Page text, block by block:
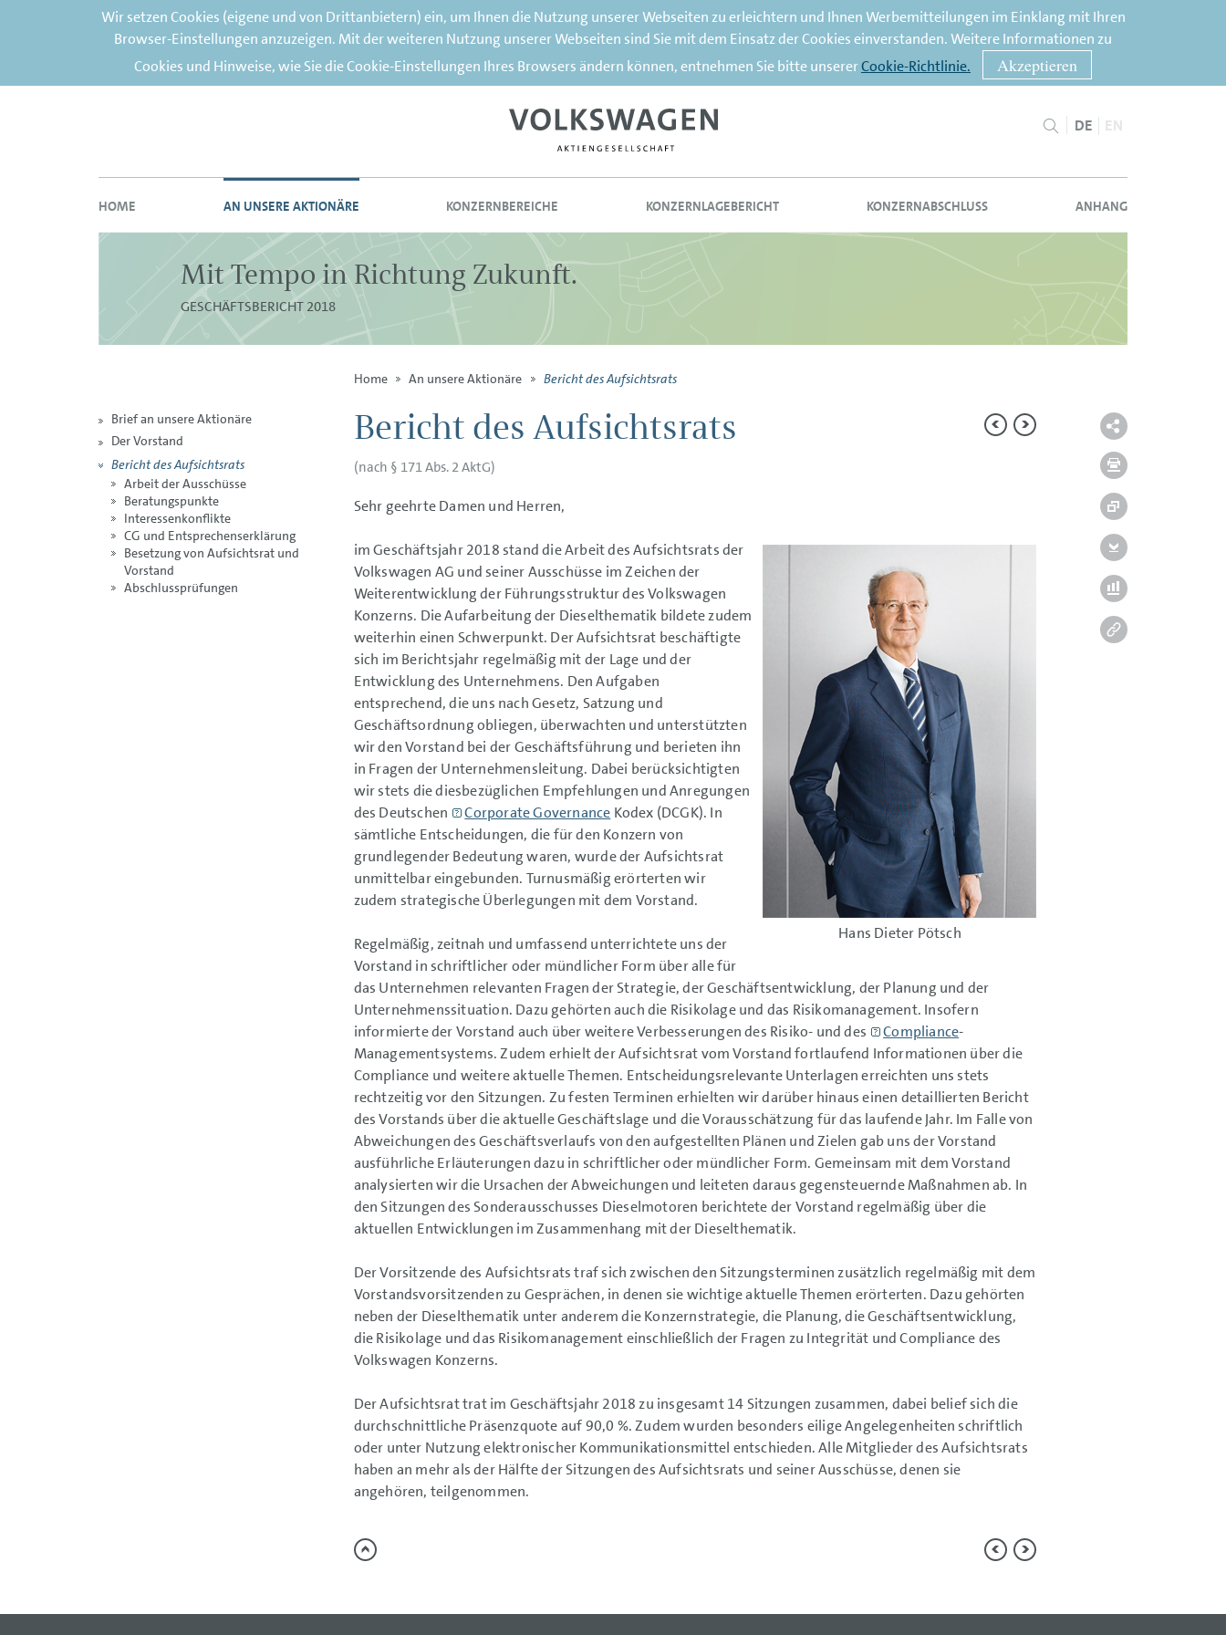
Wir setzen Cookies (eigene und von Drittanbietern) ein, um Ihnen die Nutzung unserer Webseiten zu erleichtern und Ihnen Werbemitteilungen im Einklang mit Ihren
Browser-Einstellungen anzuzeigen. Mit der weiteren Nutzung unserer Webseiten sind Sie mit dem Einsatz der Cookies einverstanden. Weitere Informationen zu
Cookies und Hinweise, wie Sie die Cookie-Einstellungen Ihres Browsers ändern können, entnehmen Sie bitte unsererCookie-Richtlinie. Akzeptieren
DE EN
HOME AN UNSERE AKTIONÄRE KONZERNBEREICHE KONZERNLAGEBERICHT KONZERNABSCHLUSS ANHANG
Mit Tempo in Richtung Zukunft.
GESCHÄFTSBERICHT 2018
Brief an unsere Aktionäre
Der Vorstand
Bericht des Aufsichtsrats
Arbeit der Ausschüsse
Beratungspunkte
Interessenkonflikte
CG und Entsprechens­erklärung
Besetzung von Aufsichtsrat und
Vorstand
Abschlussprüfungen
Home An unsere Aktionäre Bericht des Aufsichtsrats
Bericht des Aufsichtsrats
(nach § 171 Abs. 2 AktG)
Sehr geehrte Damen und Herren,
Hans Dieter Pötsch
im Geschäftsjahr 2018 stand die Arbeit des Aufsichtsrats der
Volkswagen AG und seiner Ausschüsse im Zeichen der
Weiterentwicklung der Führungsstruktur des Volkswagen
Konzerns. Die Aufarbeitung der Dieselthematik bildete zudem
weiterhin einen Schwerpunkt. Der Aufsichtsrat beschäftigte
sich im Berichtsjahr regelmäßig mit der Lage und der
Entwicklung des Unternehmens. Den Aufgaben
entsprechend, die uns nach Gesetz, Satzung und
Geschäftsordnung obliegen, überwachten und unterstützten
wir den Vorstand bei der Geschäftsführung und berieten ihn
in Fragen der Unternehmensleitung. Dabei berücksichtigten
wir stets die diesbezüglichen Empfehlungen und Anregungen
des Deutschen
Corporate Governance Kodex (DCGK). In
sämtliche Entscheidungen, die für den Konzern von
grundlegender Bedeutung waren, wurde der Aufsichtsrat
unmittelbar eingebunden. Turnusmäßig erörterten wir
zudem strategische Überlegungen mit dem Vorstand.
Regelmäßig, zeitnah und umfassend unterrichtete uns der
Vorstand in schriftlicher oder mündlicher Form über alle für
das Unternehmen relevanten Fragen der Strategie, der Geschäftsentwicklung, der Planung und der
Unternehmenssituation. Dazu gehörten auch die Risikolage und das Risikomanagement. Insofern
informierte der Vorstand auch über weitere Verbesserungen des Risiko- und des
Compliance-
Managementsystems. Zudem erhielt der Aufsichtsrat vom Vorstand fortlaufend Informationen über die
Compliance und weitere aktuelle Themen. Entscheidungsrelevante Unterlagen erreichten uns stets
rechtzeitig vor den Sitzungen. Zu festen Terminen erhielten wir darüber hinaus einen detaillierten Bericht
des Vorstands über die aktuelle Geschäftslage und die Vorausschätzung für das laufende Jahr. Im Falle von
Abweichungen des Geschäftsverlaufs von den aufgestellten Plänen und Zielen gab uns der Vorstand
ausführliche Erläuterungen dazu in schriftlicher oder mündlicher Form. Gemeinsam mit dem Vorstand
analysierten wir die Ursachen der Abweichungen und leiteten daraus gegensteuernde Maßnahmen ab. In
den Sitzungen des Sonderausschusses Dieselmotoren berichtete der Vorstand regelmäßig über die
aktuellen Entwicklungen im Zusammenhang mit der Dieselthematik.
Der Vorsitzende des Aufsichtsrats traf sich zwischen den Sitzungsterminen zusätzlich regelmäßig mit dem
Vorstandsvorsitzenden zu Gesprächen, in denen sie wichtige aktuelle Themen erörterten. Dazu gehörten
neben der Dieselthematik unter anderem die Konzernstrategie, die Planung, die Geschäftsentwicklung,
die Risikolage und das Risikomanagement einschließlich der Fragen zu Integrität und Compliance des
Volkswagen Konzerns.
Der Aufsichtsrat trat im Geschäftsjahr 2018 zu insgesamt 14 Sitzungen zusammen, dabei belief sich die
durchschnittliche Präsenzquote auf 90,0 %. Zudem wurden besonders eilige Angelegenheiten schriftlich
oder unter Nutzung elektronischer Kommunikationsmittel entschieden. Alle Mitglieder des Aufsichtsrats
haben an mehr als der Hälfte der Sitzungen des Aufsichtsrats und seiner Ausschüsse, denen sie
angehören, teilgenommen.